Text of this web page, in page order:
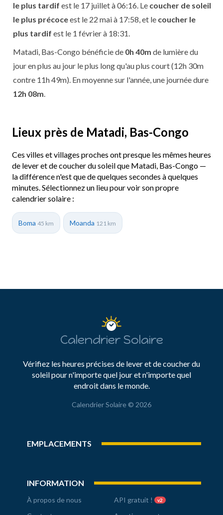
le plus tardif est le 17 juillet à 06:16. Le coucher de soleil
le plus précoceest le 22 mai à 17:58, et le coucher le
plus tardif est le 1 février à 18:31.
Matadi, Bas-Congo bénéficie de 0h 40m de lumière du
jour en plus au jour le plus long qu'au plus court (12h 30m
contre 11h 49m). En moyenne sur l'année, une journée dure
12h 08m
Lieux près de Matadi, Bas-Congo
Ces villes et villages proches ont presque les mêmes heures
de lever et de coucher du soleil que Matadi, Bas-Congo —
la différence n'est que de quelques secondes à quelques
minutes. Sélectionnez un lieu pour voir son propre
calendrier solaire :
Boma 45 km Moanda 121 km
Calendrier Solaire
Vérifiez les heures précises de lever et de coucher du
soleil pour n'importe quel jour et n'importe quel
endroit dans le monde.
Calendrier Solaire © 2026
EMPLACEMENTS
INFORMATION
À propos de nous API gratuit ! v2